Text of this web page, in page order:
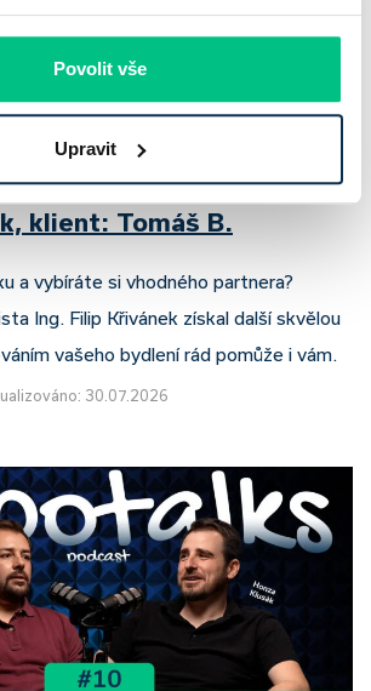
Povolit vše
Upravit
specialista: Ing.
klient: Tomáš B.
a vybíráte si vhodného partnera?
Ing. Filip Křivánek získal další skvělou
vašeho bydlení rád pomůže i vám.
30.07.2026